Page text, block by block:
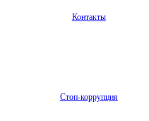
Контакты
Стоп-коррупция